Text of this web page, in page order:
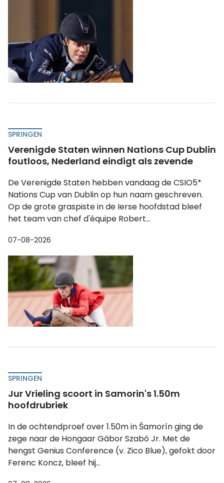
SPRINGEN
Verenigde Staten winnen Nations Cup Dublin
foutloos, Nederland eindigt als zevende
De Verenigde Staten hebben vandaag de CSIO5*
Nations Cup van Dublin op hun naam geschreven.
Op de grote graspiste in de Ierse hoofdstad bleef
het team van chef d'équipe Robert...
07-08-2026
SPRINGEN
Jur Vrieling scoort in Samorin's 1.50m
hoofdrubriek
In de ochtendproef over 1.50m in Šamorín ging de
zege naar de Hongaar Gábor Szabó Jr. Met de
hengst Genius Conference (v. Zico Blue), gefokt door
Ferenc Koncz, bleef hij...